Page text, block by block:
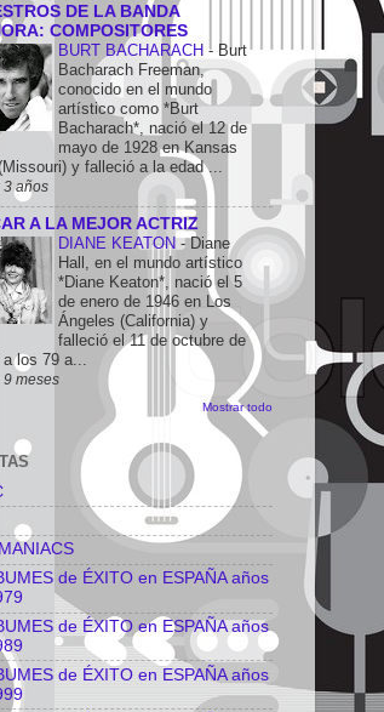
DE LA BANDA
COMPOSITORES
BURT BACHARACH - Burt
Bacharach Freeman,
conocido en el mundo
artístico como *Burt
Bacharach*, nació el 12 de
mayo de 1928 en Kansas
y falleció a la edad ...
3 años
A LA MEJOR ACTRIZ
DIANE KEATON-Diane
Hall, en el mundo artístico
*Diane Keaton*, nació el 5
de enero de 1946 en Los
Ángeles (California) y
falleció el 11 de octubre de
los 79 a...
9 meses
Mostrar todo
de ÉXITO en ESPAÑA años
de ÉXITO en ESPAÑA años
de ÉXITO en ESPAÑA años